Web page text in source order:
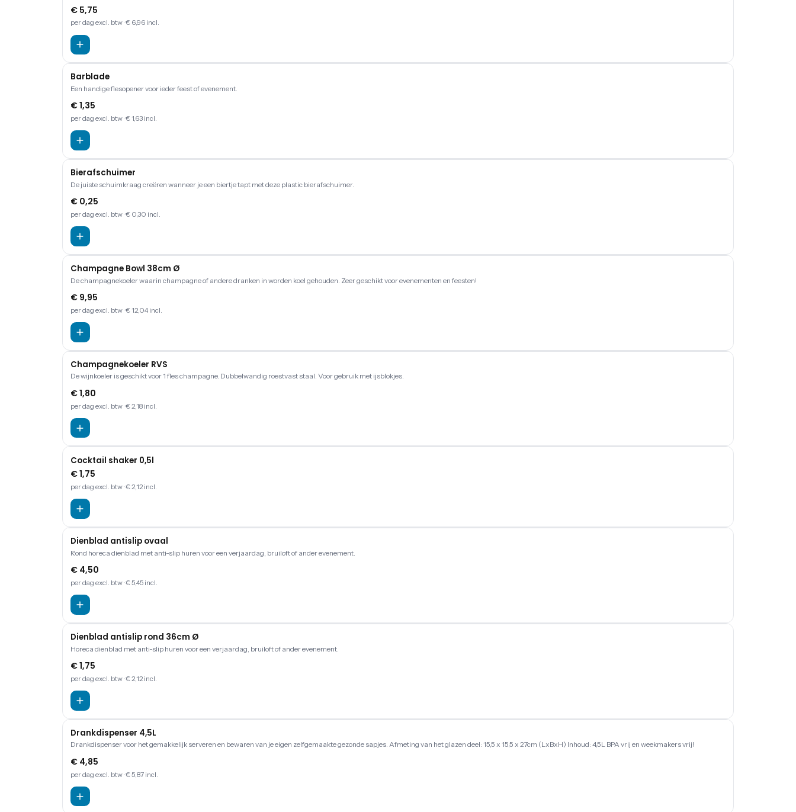
€ 5,75
per dag excl. btw· € 6,96 incl.
Barblade
Een handige flesopener voor ieder feest of evenement.
€ 1,35
per dag excl. btw· € 1,63 incl.
Bierafschuimer
De juiste schuimkraag creëren wanneer je een biertje tapt met deze plastic bierafschuimer.
€ 0,25
per dag excl. btw· € 0,30 incl.
Champagne Bowl 38cm Ø
De champagnekoeler waarin champagne of andere dranken in worden koel gehouden. Zeer geschikt voor evenementen en feesten!
€ 9,95
per dag excl. btw· € 12,04 incl.
Champagnekoeler RVS
De wijnkoeler is geschikt voor 1 fles champagne. Dubbelwandig roestvast staal. Voor gebruik met ijsblokjes.
€ 1,80
per dag excl. btw· € 2,18 incl.
Cocktail shaker 0,5l
€ 1,75
per dag excl. btw· € 2,12 incl.
Dienblad antislip ovaal
Rond horeca dienblad met anti-slip huren voor een verjaardag, bruiloft of ander evenement.
€ 4,50
per dag excl. btw· € 5,45 incl.
Dienblad antislip rond 36cm Ø
Horeca dienblad met anti-slip huren voor een verjaardag, bruiloft of ander evenement.
€ 1,75
per dag excl. btw· € 2,12 incl.
Drankdispenser 4,5L
Drankdispenser voor het gemakkelijk serveren en bewaren van je eigen zelfgemaakte gezonde sapjes. Afmeting van het glazen deel: 15,5 x 15,5 x 27cm (LxBxH) Inhoud: 4,5L BPA vrij en weekmakers vrij!
€ 4,85
per dag excl. btw· € 5,87 incl.